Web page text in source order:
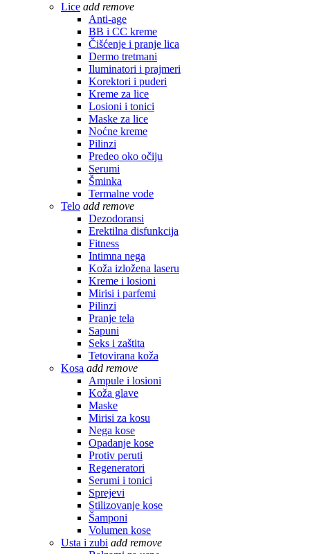
Lice add remove
Anti-age
BB i CC kreme
Čišćenje i pranje lica
Dermo tretmani
Iluminatori i prajmeri
Korektori i puderi
Kreme za lice
Losioni i tonici
Maske za lice
Noćne kreme
Pilinzi
Predeo oko očiju
Serumi
Šminka
Termalne vode
Telo add remove
Dezodoransi
Erektilna disfunkcija
Fitness
Intimna nega
Koža izložena laseru
Kreme i losioni
Mirisi i parfemi
Pilinzi
Pranje tela
Sapuni
Seks i zaštita
Tetovirana koža
Kosa add remove
Ampule i losioni
Koža glave
Maske
Mirisi za kosu
Nega kose
Opadanje kose
Protiv peruti
Regeneratori
Serumi i tonici
Sprejevi
Stilizovanje kose
Šamponi
Volumen kose
Usta i zubi add remove